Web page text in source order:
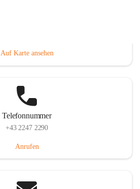
Auf Karte ansehen
Telefonnummer
+43 2247 2290
Anrufen